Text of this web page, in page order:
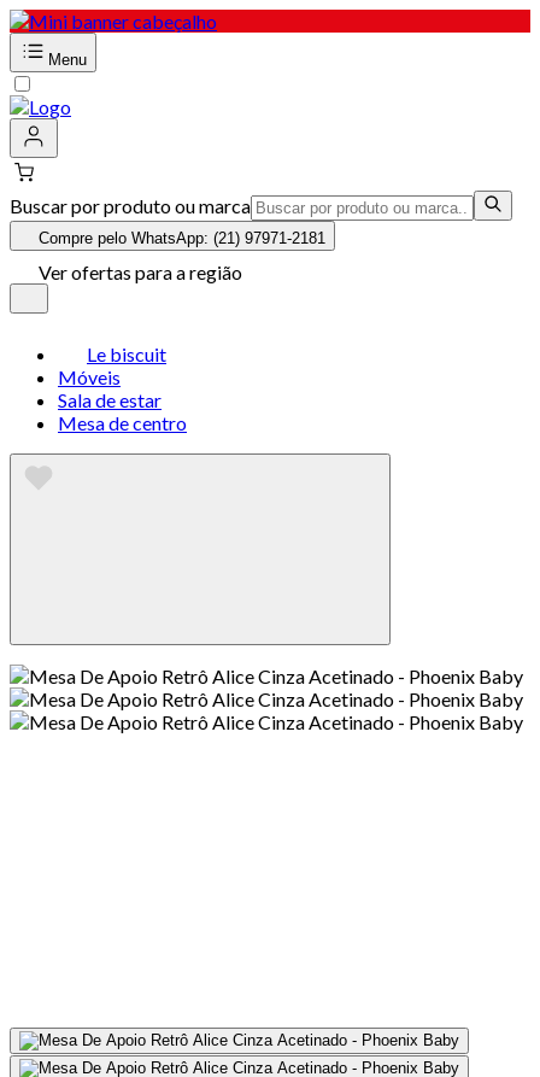
Menu
Buscar por produto ou marca
Compre pelo WhatsApp: (21) 97971-2181
Ver ofertas para a região
Le biscuit
Móveis
Sala de estar
Mesa de centro